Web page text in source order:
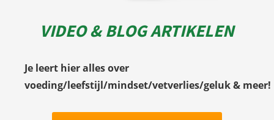
VIDEO & BLOG ARTIKELEN
Je leert hier alles over
voeding/leefstijl/mindset/vetverlies/geluk & meer!